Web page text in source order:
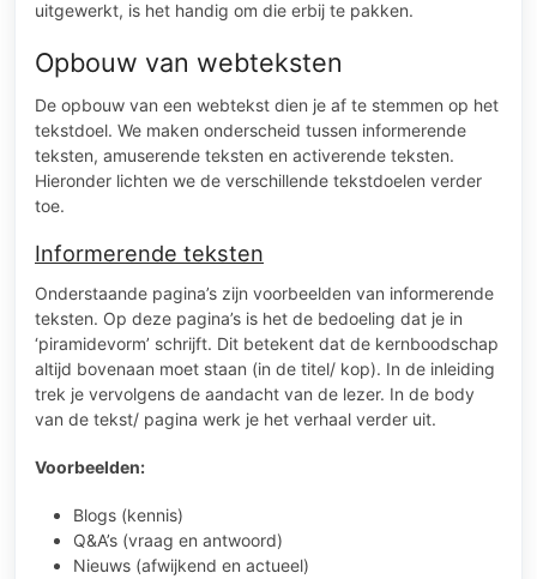
uitgewerkt, is het handig om die erbij te pakken.
Opbouw van webteksten
De opbouw van een webtekst dien je af te stemmen op het
tekstdoel. We maken onderscheid tussen informerende
teksten, amuserende teksten en activerende teksten.
Hieronder lichten we de verschillende tekstdoelen verder
toe.
Informerende teksten
Onderstaande pagina’s zijn voorbeelden van informerende
teksten. Op deze pagina’s is het de bedoeling dat je in
‘piramidevorm’ schrijft. Dit betekent dat de kernboodschap
altijd bovenaan moet staan (in de titel/ kop). In de inleiding
trek je vervolgens de aandacht van de lezer. In de body
van de tekst/ pagina werk je het verhaal verder uit.
Voorbeelden:
Blogs (kennis)
Q&A’s (vraag en antwoord)
Nieuws (afwijkend en actueel)